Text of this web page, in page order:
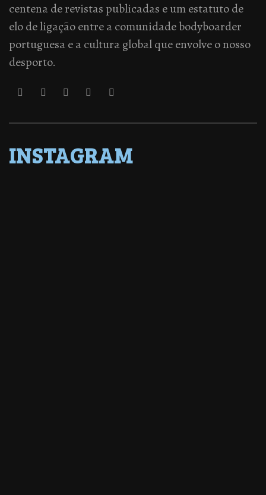
centena de revistas publicadas e um estatuto de
elo de ligação entre a comunidade bodyboarder
portuguesa e a cultura global que envolve o nosso
desporto.
INSTAGRAM